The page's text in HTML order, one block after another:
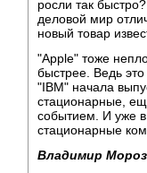
росли так
деловой мир
новый товар
"Apple" тоже
быстрее. Ведь
"IBM" начала
стационарные,
событием. И уже в
стационарные
Владимир